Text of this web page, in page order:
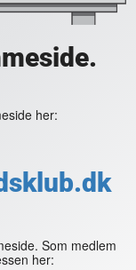
her:
Som medlem
her: